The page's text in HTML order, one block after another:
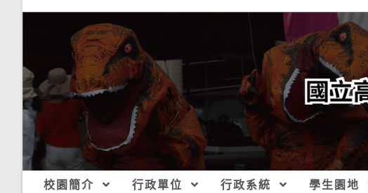
校園簡介 行政單位 行政系統 學生園地